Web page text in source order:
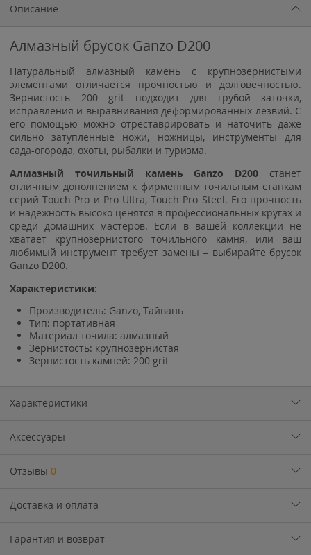
Описание
Алмазный брусок Ganzo D200
Натуральный алмазный камень с крупнозернистыми
элементами отличается прочностью и долговечностью.
Зернистость 200 grit подходит для грубой заточки,
исправления и выравнивания деформированных лезвий. С
его помощью можно отреставрировать и наточить даже
сильно затупленные ножи, ножницы, инструменты для
сада-огорода, охоты, рыбалки и туризма.
Алмазный точильный камень Ganzo D200 станет
отличным дополнением к фирменным точильным станкам
серий Touch Pro и Pro Ultra, Touch Pro Steel. Его прочность
и надежность высоко ценятся в профессиональных кругах и
среди домашних мастеров. Если в вашей коллекции не
хватает крупнозернистого точильного камня, или ваш
любимый инструмент требует замены – выбирайте брусок
Ganzo D200.
Характеристики:
Производитель: Ganzo, Тайвань
Тип: портативная
Материал точила: алмазный
Зернистость: крупнозернистая
Зернистость камней: 200 grit
Характеристики
Аксессуары
Отзывы 0
Доставка и оплата
Гарантия и возврат